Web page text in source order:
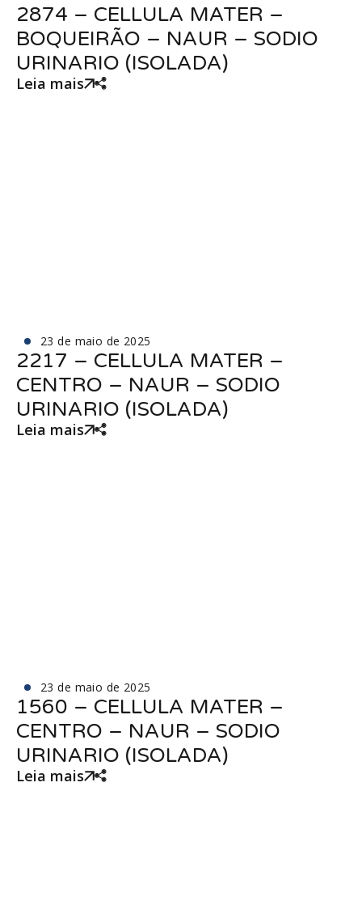
2874 – CELLULA MATER –
BOQUEIRÃO – NAUR – SODIO
URINARIO (ISOLADA)
Leia mais
23 de maio de 2025
2217 – CELLULA MATER –
CENTRO – NAUR – SODIO
URINARIO (ISOLADA)
Leia mais
23 de maio de 2025
1560 – CELLULA MATER –
CENTRO – NAUR – SODIO
URINARIO (ISOLADA)
Leia mais